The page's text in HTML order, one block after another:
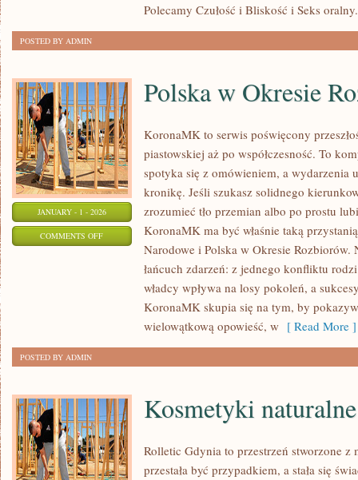
Polecamy Czułość i Bliskość i Seks
POSTED BY ADMIN
JANUARY - 1 - 2026
COMMENTS OFFON
ROZBIORÓW
Polska w Okresie
KoronaMK to serwis poświęcony
piastowskiej aż po współczesność. To
spotyka się z omówieniem, a wydarzenia
kronikę. Jeśli szukasz solidnego
zrozumieć tło przemian albo po prostu
KoronaMK ma być właśnie taką
Narodowe i Polska w Okresie Rozbiorów.
łańcuch zdarzeń: z jednego konfliktu
władcy wpływa na losy pokoleń, a
KoronaMK skupia się na tym, by
wielowątkową opowieść, w [ Read More ]
POSTED BY ADMIN
Kosmetyki
Rolletic Gdynia to przestrzeń stworzone z
przestała być przypadkiem, a stała się